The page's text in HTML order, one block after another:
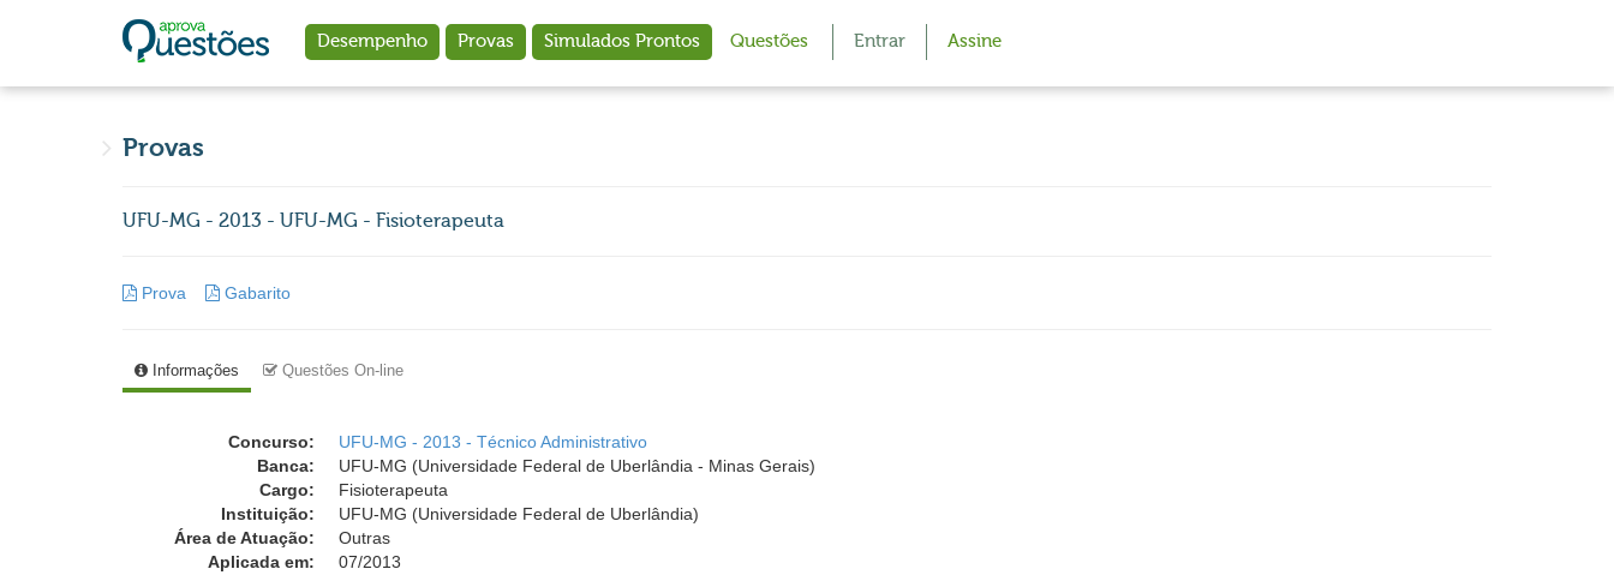
Desempenho Provas Simulados Prontos Questões Entrar Assine
Provas
UFU-MG - 2013 - UFU-MG - Fisioterapeuta
Prova Gabarito
Informações Questões On-line
Concurso:
UFU-MG - 2013 - Técnico Administrativo
Banca:
UFU-MG (Universidade Federal de Uberlândia - Minas Gerais)
Cargo:
Fisioterapeuta
Instituição:
UFU-MG (Universidade Federal de Uberlândia)
Área de Atuação:
Outras
Aplicada em:
07/2013